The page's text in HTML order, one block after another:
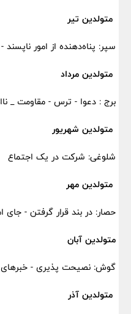
متولدین تیر
سپر: پناه‌دهنده از امور
متولدین مرداد
برج : دعوا - ترس - مقاومت _
متولدین شهریور
شلوغی: شرکت در یک اجتماع
متولدین مهر
حصار: در بند قرار گرفتن -
متولدین آبان
گوش: نصیحت پذیری - خبرهای
متولدین آذر